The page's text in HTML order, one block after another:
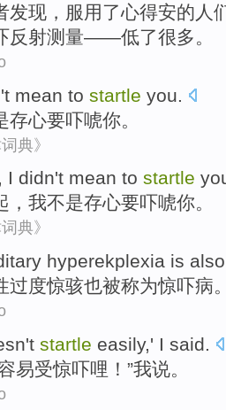
发现 ， 服用了心得安的 人
反射测量——低了很多。
mean to startle you
存心要吓唬你 。
典》
I didn't mean to startle
， 我不是存心要吓唬你。
典》
hyperekplexia is also
过度惊骇也被称为惊吓病
startle easily,' I said.
易受惊吓哩！”我说。